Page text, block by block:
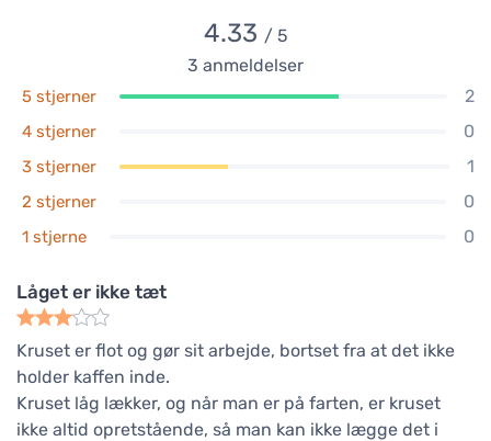
4.33 / 5
3 anmeldelser
5 stjerner 2
4 stjerner 0
3 stjerner 1
2 stjerner 0
1 stjerne 0
Låget er ikke tæt
Kruset er flot og gør sit arbejde, bortset fra at det ikke
holder kaffen inde.
Kruset låg lækker, og når man er på farten, er kruset
ikke altid opretstående, så man kan ikke lægge det i